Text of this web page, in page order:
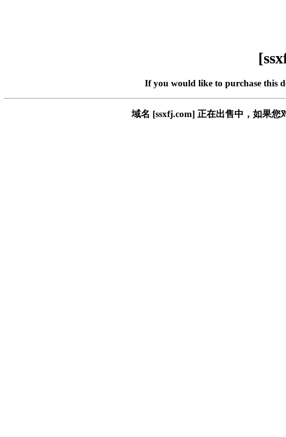
If you would like to purchase this
域名 [ssxfj.com] 正在出售中，如果您